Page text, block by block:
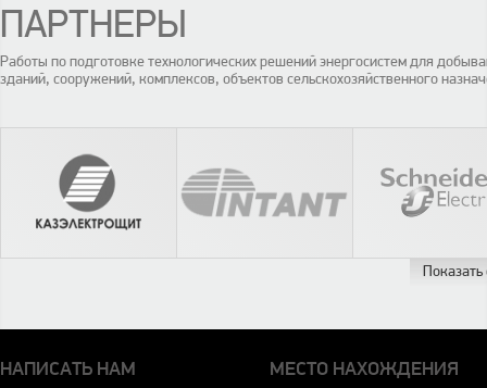
ПАРТНЕРЫ
Работы по подготовке технологических решений энергосистем для
зданий, сооружений, комплексов, объектов сельскохозяйственного
Показать
НАПИСАТЬ НАМ МЕСТО НАХОЖДЕНИЯ